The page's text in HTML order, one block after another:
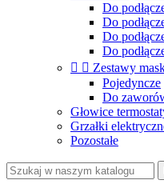
Do
Do
Do
Do
  Zestawy
Pojedyncze
Do
Głowice
Grzałki
Pozostałe